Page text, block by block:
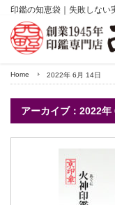
印鑑の知恵袋｜失敗しない
Home 2022年 6月 14日
アーカイブ：2022年